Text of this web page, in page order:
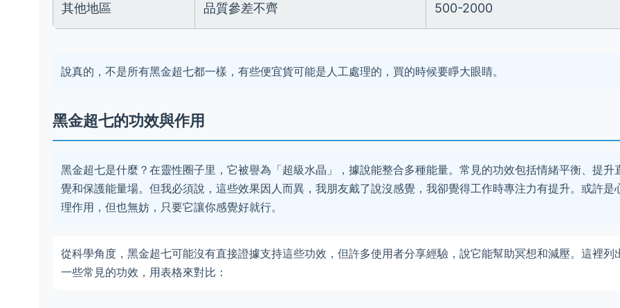
其他地區 品質參差不齊 500-2000
說真的，不是所有黑金超七都一樣，有些便宜貨可能是人工處理的，買的時候要睜大眼睛。
黑金超七的功效與作用
黑金超七是什麼？在靈性圈子里，它被譽為「超級水晶」，據說能整合多種能量。常見的功效包括情緒平衡、提升
覺和保護能量場。但我必須說，這些效果因人而異，我朋友戴了說沒感覺，我卻覺得工作時專注力有提升。或許是
理作用，但也無妨，只要它讓你感覺好就行。
從科學角度，黑金超七可能沒有直接證據支持這些功效，但許多使用者分享經驗，說它能幫助冥想和減壓。這裡列
一些常見的功效，用表格來對比：